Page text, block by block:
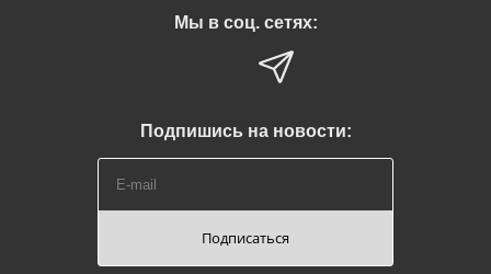
Мы в соц. сетях:
Подпишись на новости:
Подписаться